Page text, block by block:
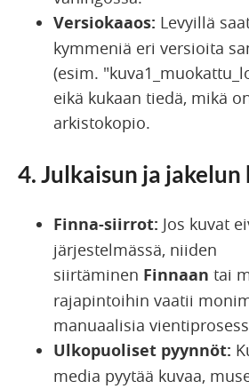
Versiokaaos: Levyillä
kymmeniä eri versioita
(esim.
eikä kukaan tiedä, mikä
arkistokopio.
4. Julkaisun ja jakelun
Finna-siirrot: Jos kuvat
järjestelmässä, niiden
siirtäminen Finnaan tai
rajapintoihin vaatii
manuaalisia
Ulkopuoliset pyynnöt:
media pyytää kuvaa,